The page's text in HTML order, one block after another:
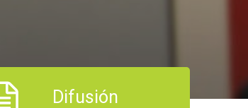
Difusión